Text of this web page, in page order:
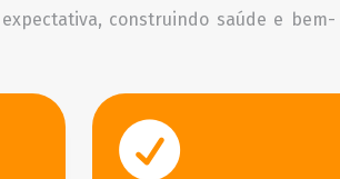
construindo saúde e bem-